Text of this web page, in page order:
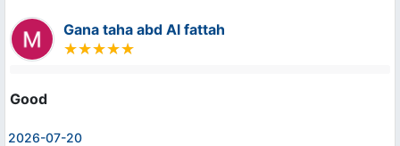
Gana taha abd Al fattah
Good
2026-07-20